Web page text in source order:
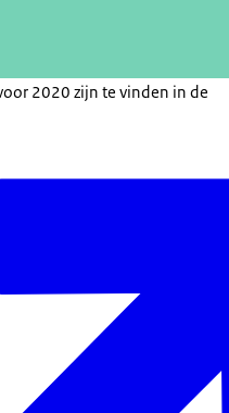
2020 zijn te vinden in de